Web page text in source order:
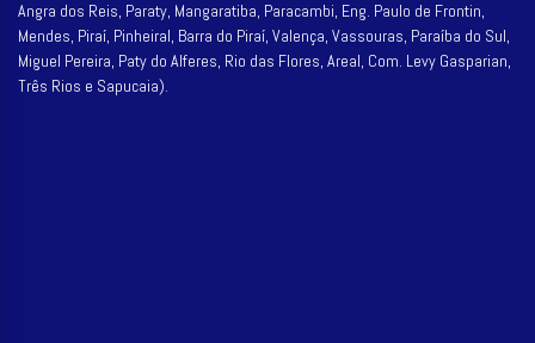
Angra dos Reis, Paraty, Mangaratiba, Paracambi, Eng. Paulo de Frontin,
Mendes, Piraí, Pinheiral, Barra do Piraí, Valença, Vassouras, Paraíba do Sul,
Miguel Pereira, Paty do Alferes, Rio das Flores, Areal, Com. Levy Gasparian,
Três Rios e Sapucaia).